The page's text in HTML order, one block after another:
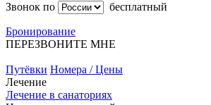
Звонок по
бесплатный
Бронирование
ПЕРЕЗВОНИТЕ МНЕ
Путёвки Номера / Цены
Лечение
Лечение в санаториях